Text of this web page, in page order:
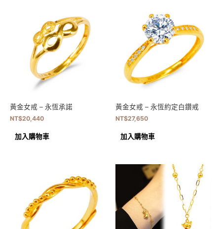
黃金女戒 – 永恆承諾
NT$20,440
加入購物車
黃金女戒 – 永恆約定白鑽戒
NT$27,650
加入購物車